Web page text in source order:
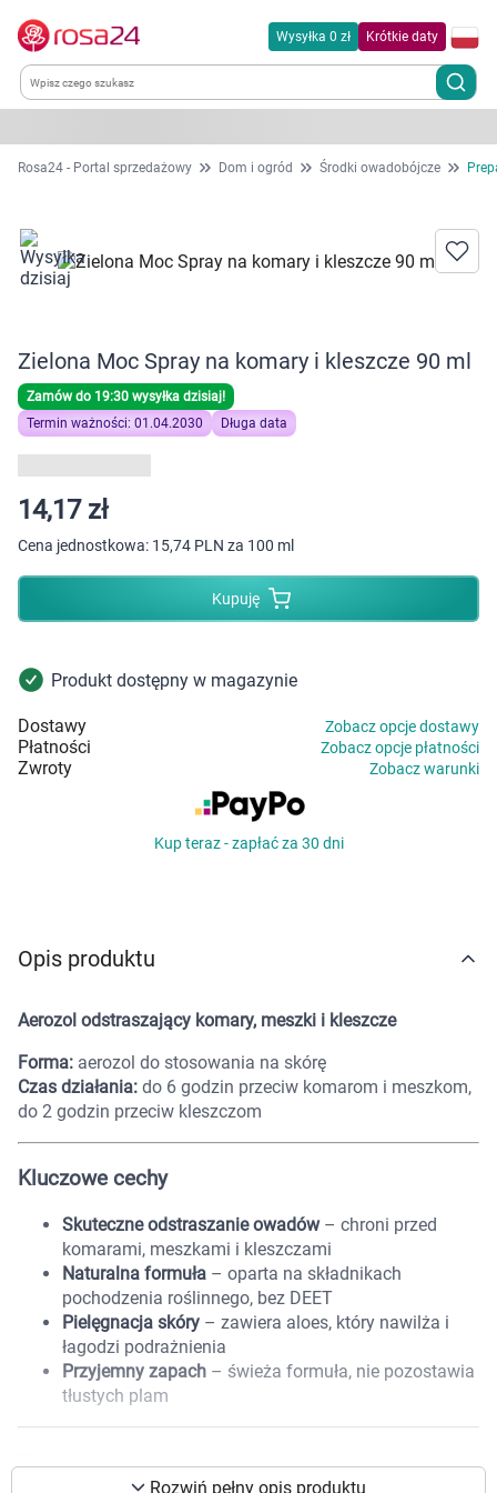
Korzystamy z plików cookies w celu
preferencji. Więcej informacji znajdziesz w
Wysyłka 0 zł Krótkie daty
Kategorie
Dla zwierząt
Zdrowie
Kobieta w ciąży i mama
Dziecko
Higiena
Kosmetyki
Mężczyzna
Zdrowy styl życia
Sprzęt medyczny
Grupy produktowe
Marki
Rosa24 - Portal sprzedażowy Dom i ogród Środki owadobójcze
Zielona Moc Spray na komary i kleszcze 90 ml
Zamów do 19:30 wysyłka dzisiaj!
Termin ważności: 01.04.2030
Długa data
14,17 zł
Cena jednostkowa: 15,74 PLN za 100 ml
Kupuję
Produkt dostępny w magazynie
Dostawy Zobacz opcje dostawy
Płatności Zobacz opcje płatności
Zwroty Zobacz warunki
Kup teraz - zapłać za 30 dni
Opis produktu
Aerozol odstraszający komary, meszki i kleszcze
Forma: aerozol do stosowania na skórę
Czas działania: do 6 godzin przeciw komarom i meszkom,
do 2 godzin przeciw kleszczom
Kluczowe cechy
Skuteczne odstraszanie owadów– chroni przed
komarami, meszkami i kleszczami
Naturalna formuła – oparta na składnikach
pochodzenia roślinnego, bez DEET
Pielęgnacja skóry – zawiera aloes, który nawilża i
łagodzi podrażnienia
Przyjemny zapach – świeża formuła, nie pozostawia
tłustych plam
Zastosowanie
Rozwiń pełny opis produktu